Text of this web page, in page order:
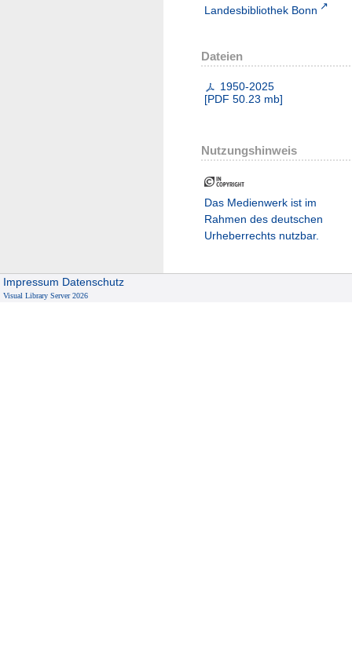
Landesbibliothek Bonn
Dateien
1950-2025
[PDF 50.23 mb]
Nutzungshinweis
Das Medienwerk ist im
Rahmen des deutschen
Urheberrechts nutzbar.
Impressum Datenschutz
Visual Library Server 2026